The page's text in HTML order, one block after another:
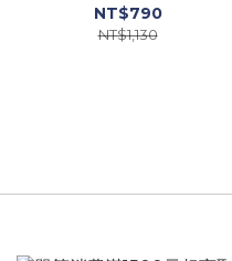
NT$790
NT$1,130